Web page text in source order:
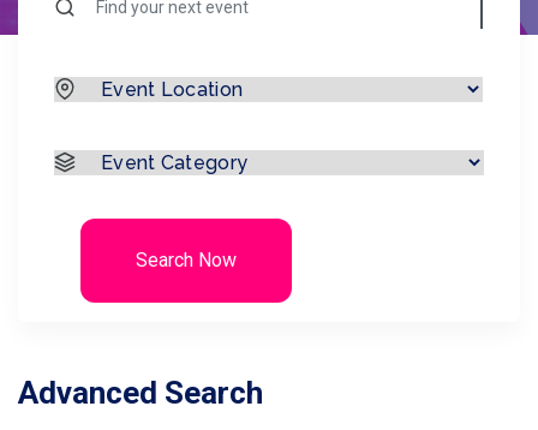
Search Now
Advanced Search